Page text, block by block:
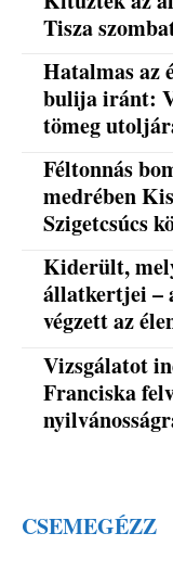
Tisza
Hatalmas az
bulija iránt:
tömeg
Féltonnás
medrében
Szigetcsúcs
Kiderült,
állatkertjei –
végzett az
Vizsgálatot
Franciska
CSEMEGÉZZ